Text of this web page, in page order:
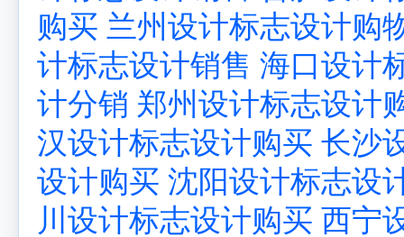
购买 兰州设计标志设计购
计标志设计销售 海口设计
计分销 郑州设计标志设计
汉设计标志设计购买 长沙
设计购买 沈阳设计标志设
川设计标志设计购买 西宁